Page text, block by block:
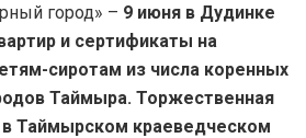
город» – 9 июня в Дудинке
и сертификаты на
сиротам из числа коренных
Таймыра. Торжественная
Таймырском краеведческом